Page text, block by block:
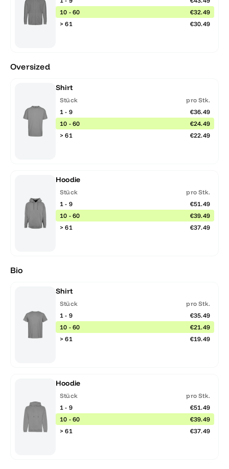
10 - 60
€32.49
> 61
€30.49
Oversized
Shirt
Stück
pro Stk.
1 - 9
€36.49
10 - 60
€24.49
> 61
€22.49
Hoodie
Stück
pro Stk.
1 - 9
€51.49
10 - 60
€39.49
> 61
€37.49
Bio
Shirt
Stück
pro Stk.
1 - 9
€35.49
10 - 60
€21.49
> 61
€19.49
Hoodie
Stück
pro Stk.
1 - 9
€51.49
10 - 60
€39.49
> 61
€37.49